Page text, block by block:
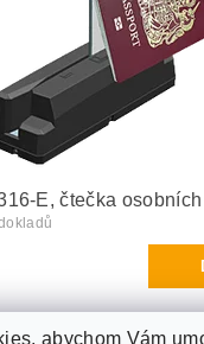
E, čtečka
abychom Vám